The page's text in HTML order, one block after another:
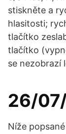
stiskněte a
hlasitosti;
tlačítko
tlačítko
se nezobrazí
26/
Níže